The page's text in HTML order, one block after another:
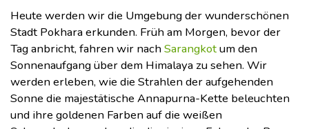
Heute werden wir die Umgebung der wunderschönen
Stadt Pokhara erkunden. Früh am Morgen, bevor der
Tag anbricht, fahren wir nachSarangkotum den
Sonnenaufgang über dem Himalaya zu sehen. Wir
werden erleben, wie die Strahlen der aufgehenden
Sonne die majestätische Annapurna-Kette beleuchten
und ihre goldenen Farben auf die weißen